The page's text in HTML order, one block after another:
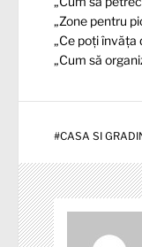
„Zone pentru
„Ce poți
„Cum să
#CASA SI